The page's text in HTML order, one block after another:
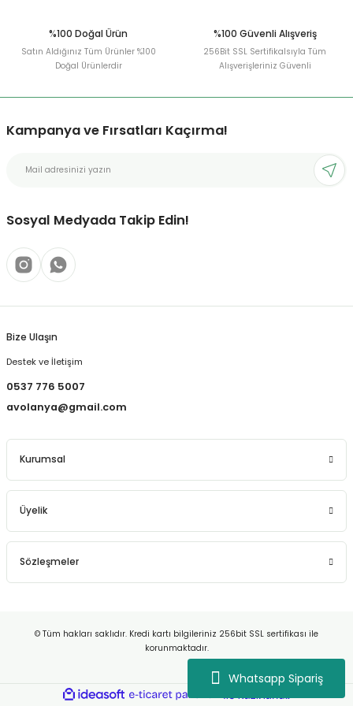
Whatsapp Sipariş
%100 Doğal Ürün
Satın Aldığınız Tüm Ürünler %100
Doğal Ürünlerdir
%100 Güvenli Alışveriş
256Bit SSL Sertifikalsıyla Tüm
Alışverişleriniz Güvenli
Kampanya ve Fırsatları Kaçırma!
Sosyal Medyada Takip Edin!
Bize Ulaşın
Destek ve İletişim
0537 776 5007
avolanya@gmail.com
Kurumsal
Üyelik
Sözleşmeler
© Tüm hakları saklıdır. Kredi kartı bilgileriniz 256bit SSL sertifikası ile
korunmaktadır.
ideasoft